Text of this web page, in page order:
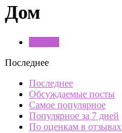
Дом
Последнее
Последнее
Обсуждаемые посты
Самое популярное
Популярное за 7 дней
По оценкам в отзывах